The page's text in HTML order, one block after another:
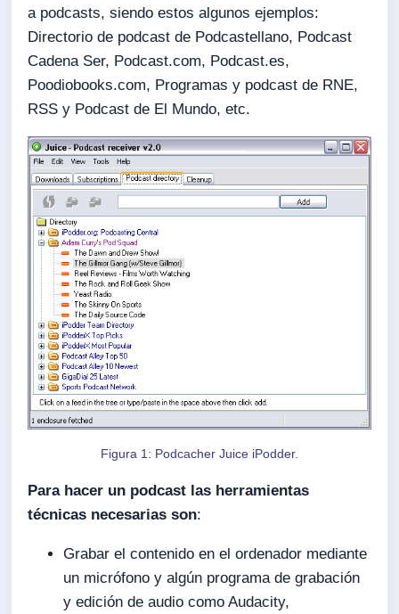
a podcasts, siendo estos algunos ejemplos:
Directorio de podcast de Podcastellano, Podcast
Cadena Ser, Podcast.com, Podcast.es,
Poodiobooks.com, Programas y podcast de RNE,
RSS y Podcast de El Mundo, etc.
Figura 1: Podcacher Juice iPodder.
Para hacer un podcast las herramientas
técnicas necesarias son:
Grabar el contenido en el ordenador mediante
un micrófono y algún programa de grabación
y edición de audio como Audacity,